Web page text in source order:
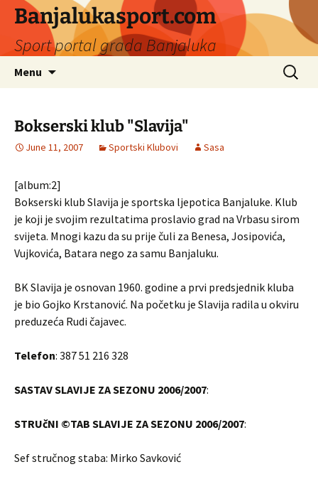
Banjalukasport.com
Sport portal grada Banjaluka
Menu
Search
for:
Bokserski klub "Slavija"
June 11, 2007 Sportski Klubovi Sasa
[album:2]
Bokserski klub Slavija je sportska ljepotica Banjaluke. Klub
je koji je svojim rezultatima proslavio grad na Vrbasu sirom
svijeta. Mnogi kazu da su prije čuli za Benesa, Josipovića,
Vujkovića, Batara nego za samu Banjaluku.
BK Slavija je osnovan 1960. godine a prvi predsjednik kluba
je bio Gojko Krstanović. Na početku je Slavija radila u okviru
preduzeća Rudi čajavec.
Telefon: 387 51 216 328
SASTAV SLAVIJE ZA SEZONU 2006/2007:
STRUčNI ©TAB SLAVIJE ZA SEZONU 2006/2007:
Sef stručnog staba: Mirko Savković